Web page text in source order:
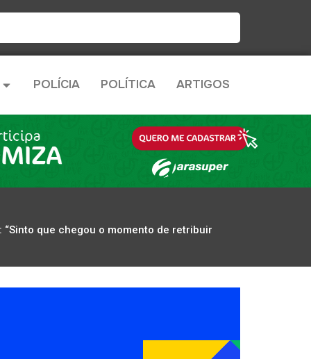
POLÍCIA POLÍTICA ARTIGOS
que chegou o momento de retribuir